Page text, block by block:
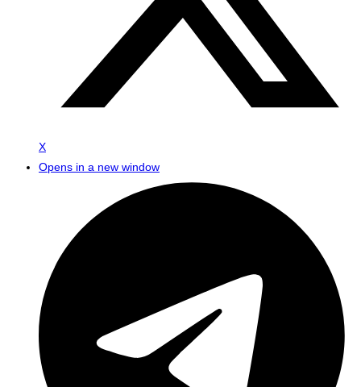
X
Opens in a new window